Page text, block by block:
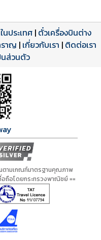
หน้าเต็ม
เต็ม
นประเทศ| ตั๋วเครื่องบินต่าง
ราญ | เกี่ยวกับเรา | ติดต่อเรา
นส่วนตัว
นตามเกณฑ์มาตรฐานคุณภาพ
อถือโดยกระทรวงพาณิชย์ ==